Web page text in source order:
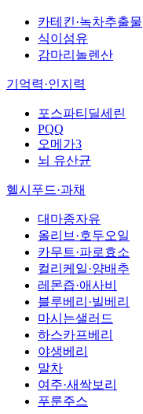
카테킨·녹차추출물
식이섬유
감마리놀렌산
기억력·인지력
포스파티딜세린
PQQ
오메가3
뇌 유산균
헬시푸드·과채
대마종자유
올리브·호두오일
카무트·파로효소
컬리케일·양배추
레몬즙·애사비
블루베리·빌베리
마시는샐러드
하스카프베리
야생베리
말차
여주·새싹보리
푸룬주스